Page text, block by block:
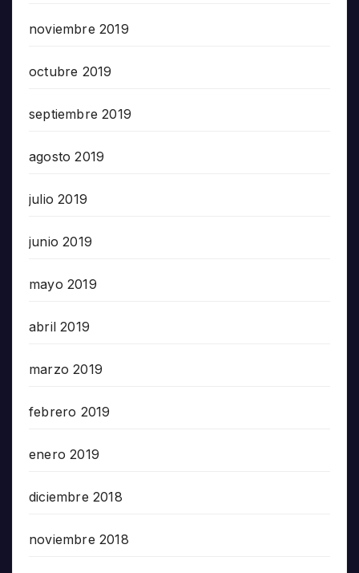
noviembre 2019
octubre 2019
septiembre 2019
agosto 2019
julio 2019
junio 2019
mayo 2019
abril 2019
marzo 2019
febrero 2019
enero 2019
diciembre 2018
noviembre 2018